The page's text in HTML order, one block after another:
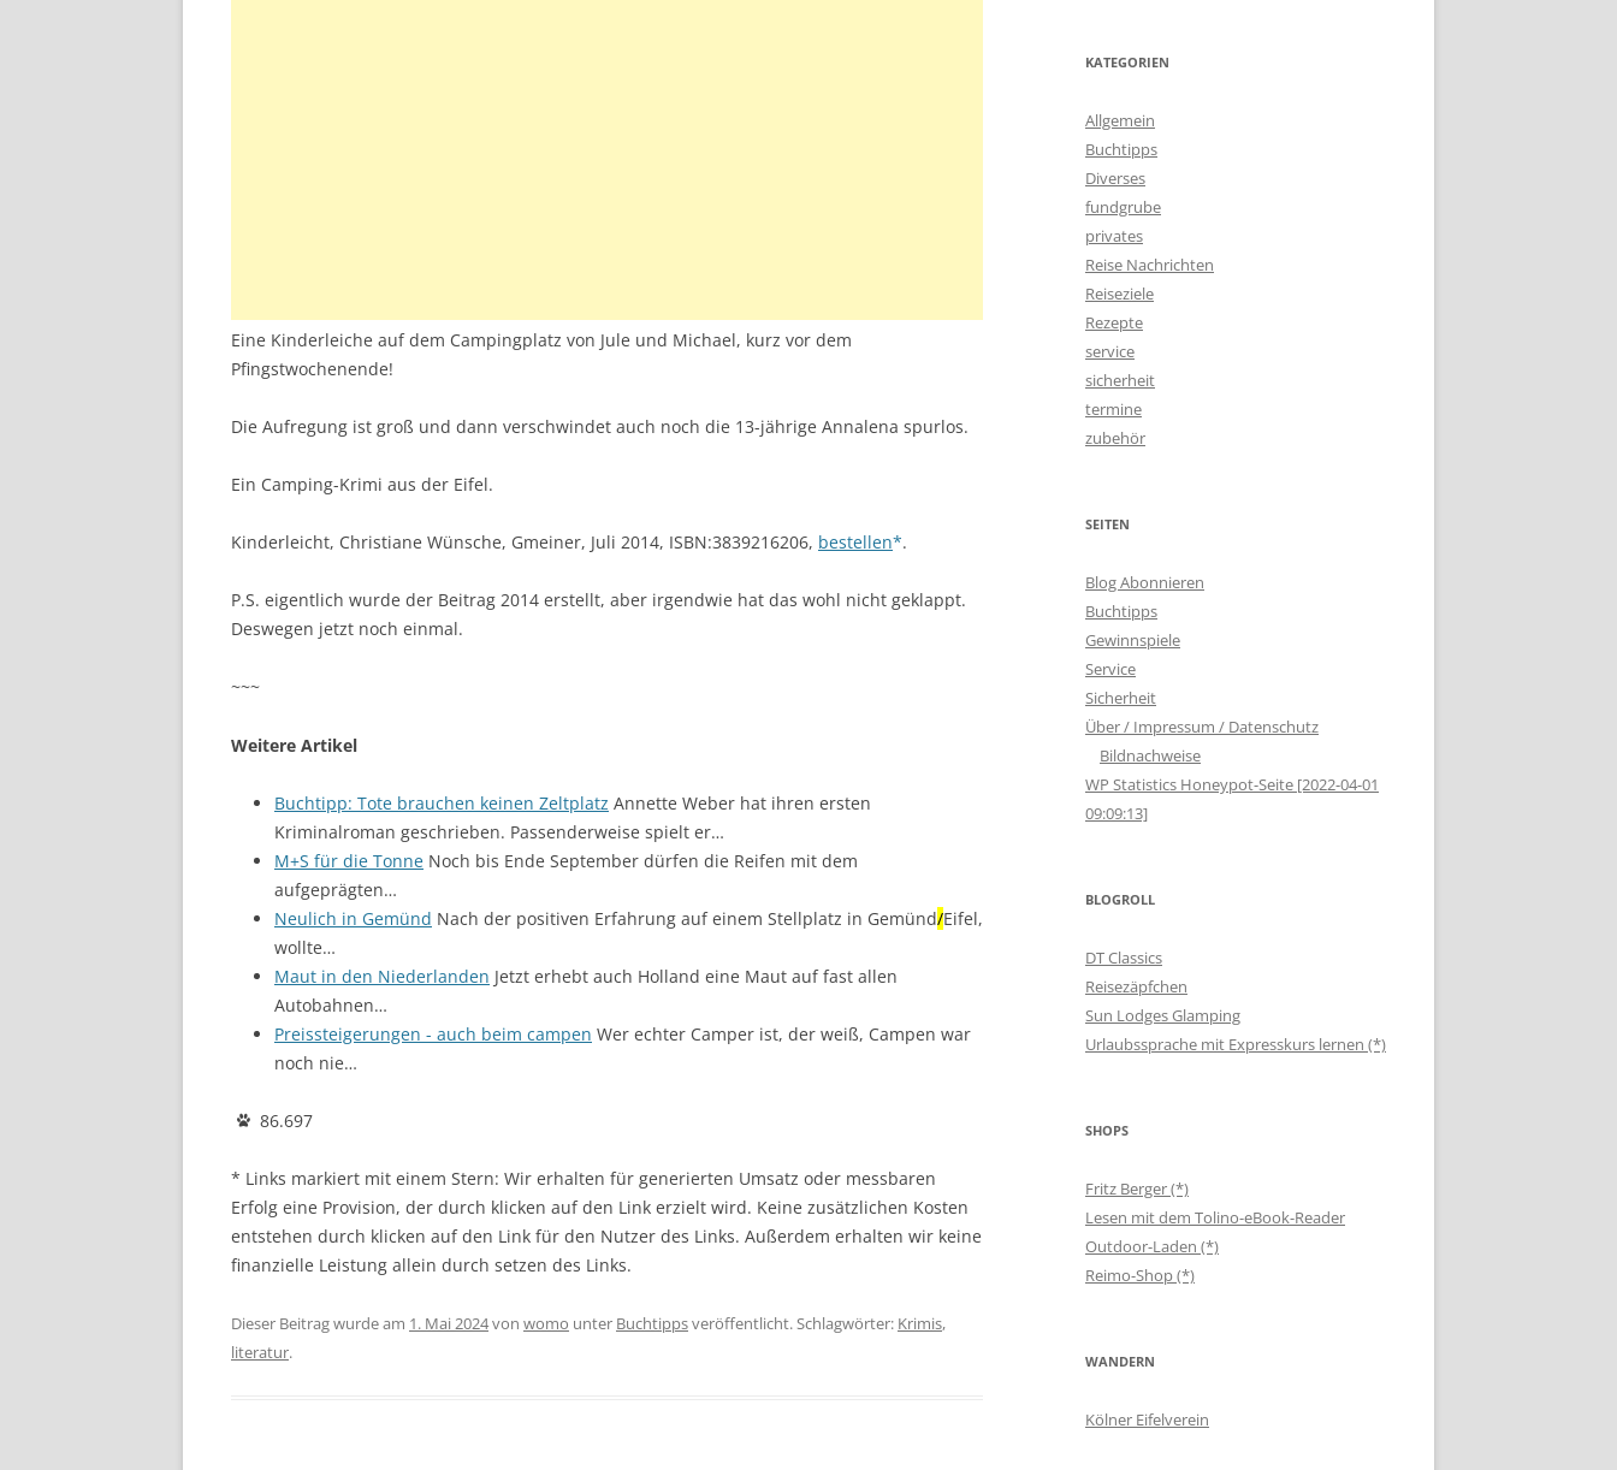
Eine Kinderleiche auf dem Campingplatz von Jule und Michael, kurz vor dem
Pfingstwochenende!
Die Aufregung ist groß und dann verschwindet auch noch die 13-jährige Annalena spurlos.
Ein Camping-Krimi aus der Eifel.
Kinderleicht, Christiane Wünsche, Gmeiner, Juli 2014, ISBN:3839216206, bestellen .
P.S. eigentlich wurde der Beitrag 2014 erstellt, aber irgendwie hat das wohl nicht geklappt.
Deswegen jetzt noch einmal.
~~~
Weitere Artikel
Buchtipp: Tote brauchen keinen Zeltplatz Annette Weber hat ihren ersten
Kriminalroman geschrieben. Passenderweise spielt er…
M+S für die Tonne Noch bis Ende September dürfen die Reifen mit dem
aufgeprägten…
Neulich in Gemünd Nach der positiven Erfahrung auf einem Stellplatz in Gemünd/Eifel,
wollte…
Maut in den Niederlanden Jetzt erhebt auch Holland eine Maut auf fast allen
Autobahnen…
Preissteigerungen - auch beim campen Wer echter Camper ist, der weiß, Campen war
noch nie…
86.697
* Links markiert mit einem Stern: Wir erhalten für generierten Umsatz oder messbaren
Erfolg eine Provision, der durch klicken auf den Link erzielt wird. Keine zusätzlichen Kosten
entstehen durch klicken auf den Link für den Nutzer des Links. Außerdem erhalten wir keine
finanzielle Leistung allein durch setzen des Links.
Dieser Beitrag wurde am 1. Mai 2024von womo unter Buchtippsveröffentlicht. Schlagwörter: Krimis,
literatur.
KATEGORIEN
Allgemein
Buchtipps
Diverses
fundgrube
privates
Reise Nachrichten
Reiseziele
Rezepte
service
sicherheit
termine
zubehör
SEITEN
Blog Abonnieren
Buchtipps
Gewinnspiele
Service
Sicherheit
Über / Impressum / Datenschutz
Bildnachweise
WP Statistics Honeypot-Seite [2022-04-01
09:09:13]
BLOGROLL
DT Classics
Reisezäpfchen
Sun Lodges Glamping
Urlaubssprache mit Expresskurs lernen (*)
SHOPS
Fritz Berger (*)
Lesen mit dem Tolino-eBook-Reader
Outdoor-Laden (*)
Reimo-Shop (*)
WANDERN
Kölner Eifelverein